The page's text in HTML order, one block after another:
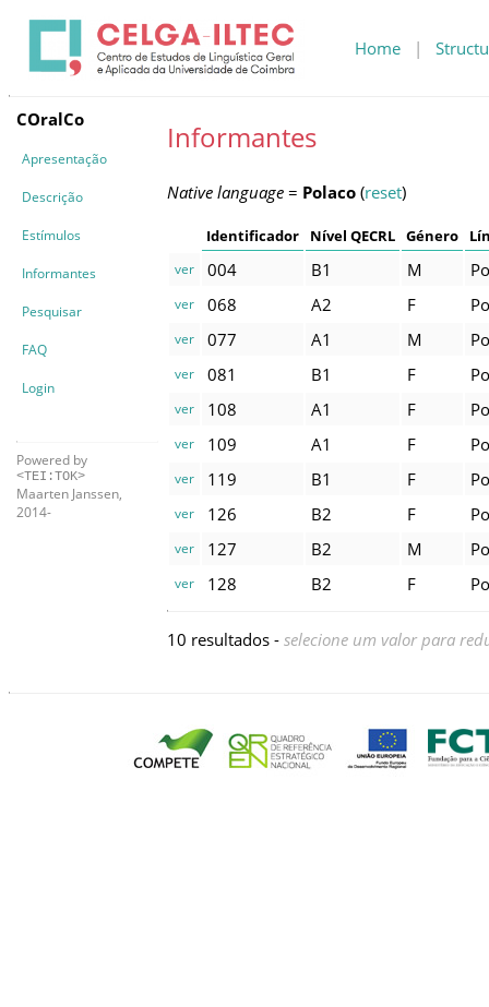
Home |
COralCo
Apresentação
Descrição
Estímulos
Informantes
Pesquisar
FAQ
Login
Powered by
<TEI:TOK>
Maarten Janssen,
2014-
Informantes
Native language = Polaco (reset)
Identificador Nível QECRL Género
ver 004 B1 M
ver 068 A2 F
ver 077 A1 M
ver 081 B1 F
ver 108 A1 F
ver 109 A1 F
ver 119 B1 F
ver 126 B2 F
ver 127 B2 M
ver 128 B2 F
10 resultados - selecione um valor para